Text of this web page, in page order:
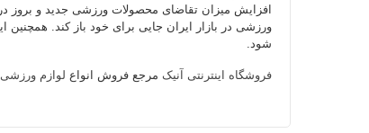
افزایش میزان تقاضای محصولات ورزشی جدید و بروز در
ورزشی در بازار ایران جایی برای خود باز کند.
شود.
فروشگاه اینترنتی آنیک مرجع فروش انواع لوازم ورزشی